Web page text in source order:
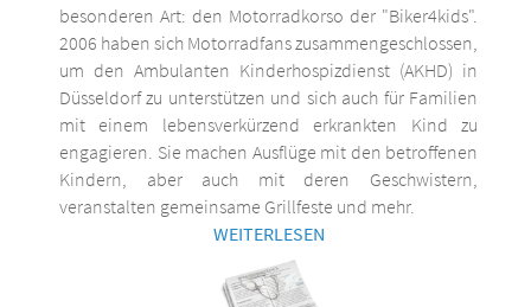
besonderen Art: den Motorradkorso der "Biker4kids".
2006 haben sich Motorradfans zusammengeschlossen,
um den Ambulanten Kinderhospizdienst (AKHD) in
Düsseldorf zu unterstützen und sich auch für Familien
mit einem lebensverkürzend erkrankten Kind zu
engagieren. Sie machen Ausflüge mit den betroffenen
Kindern, aber auch mit deren Geschwistern,
veranstalten gemeinsame Grillfeste und mehr.
WEITERLESEN